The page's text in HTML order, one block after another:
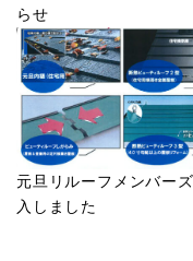
らせ
元旦リルーフメンバー
入しました